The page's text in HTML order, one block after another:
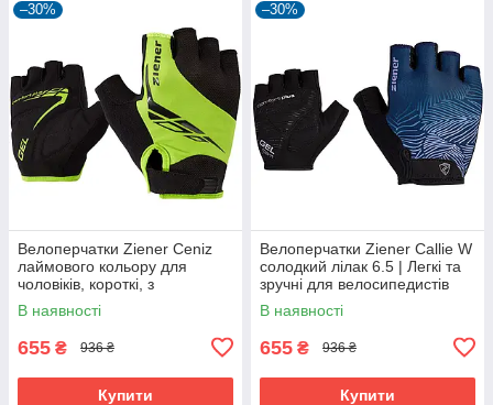
–30%
Велоперчатки Ziener Ceniz
лаймового кольору для
чоловіків, короткі, з
амортизуючими вставками та
гелевими подушечками
В наявності
655 ₴ 936 ₴
Купити
–30%
Велоперчатки Ziener Callie W
солодкий лілак 6.5 | Легкі та
зручні для велосипедистів
В наявності
655 ₴ 936 ₴
Купити